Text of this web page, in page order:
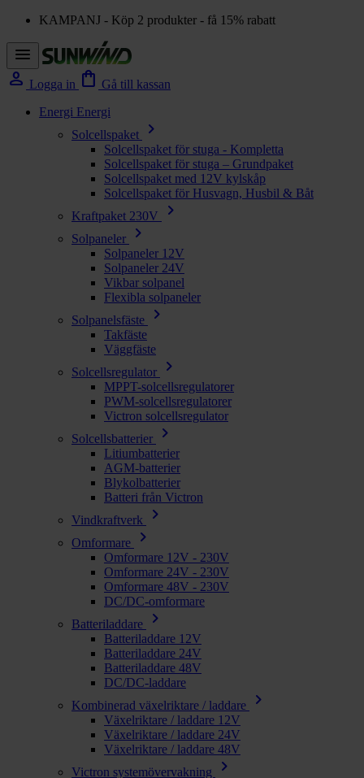
KAMPANJ - Köp 2 produkter - få 15% rabatt
menu
person Logga in shopping_bag Gå till kassan
Energi Energi
Solcellspaket
chevron_right
Solcellspaket för stuga - Kompletta
Solcellspaket för stuga – Grundpaket
Solcellspaket med 12V kylskåp
Solcellspaket för Husvagn, Husbil & Båt
Kraftpaket 230V
chevron_right
Solpaneler chevron_right
Solpaneler 12V
Solpaneler 24V
Vikbar solpanel
Flexibla solpaneler
Solpanelsfäste
chevron_right
Takfäste
Väggfäste
Solcellsregulator
chevron_right
MPPT-solcellsregulatorer
PWM-solcellsregulatorer
Victron solcellsregulator
Solcellsbatterier
chevron_right
Litiumbatterier
AGM-batterier
Blykolbatterier
Batteri från Victron
Vindkraftverk
chevron_right
Omformare chevron_right
Omformare 12V - 230V
Omformare 24V - 230V
Omformare 48V - 230V
DC/DC-omformare
Batteriladdare
chevron_right
Batteriladdare 12V
Batteriladdare 24V
Batteriladdare 48V
DC/DC-laddare
Kombinerad växelriktare / laddare
chevron_right
Växelriktare / laddare 12V
Växelriktare / laddare 24V
Växelriktare / laddare 48V
Victron systemövervakning
chevron_right